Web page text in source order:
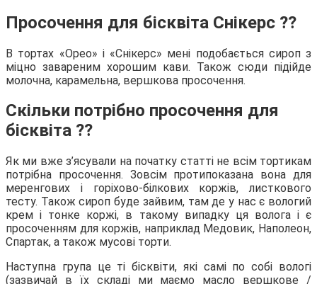
Просочення для бісквіта Снікерс ⁇
В тортах «Орео» і «Снікерс» мені подобається сироп з
міцно завареним хорошим кави. Також сюди підійде
молочна, карамельна, вершкова просочення.
Скільки потрібно просочення для
бісквіта ⁇
Як ми вже з’ясували на початку статті не всім тортикам
потрібна просочення. Зовсім протипоказана вона для
меренгових і горіхово-білкових коржів, листкового
тесту. Також сироп буде зайвим, там де у нас є вологий
крем і тонке коржі, в такому випадку ця волога і є
просоченням для коржів, наприклад Медовик, Наполеон,
Спартак, а також мусові торти.
Наступна група це ті бісквіти, які самі по собі вологі
(зазвичай в їх складі ми маємо масло вершкове /